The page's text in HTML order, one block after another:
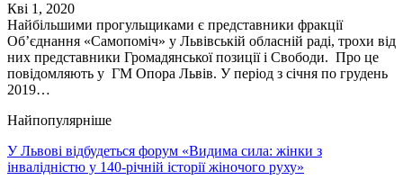
Кві 1, 2020
Найбільшими прогульщиками є представники фракції
Об’єднання «Самопоміч» у Львівській обласній раді, трохи від
них представники Громадянської позиції і Свободи. Про це
повідомляють у ГМ Опора Львів. У період з січня по грудень
2019…
Найпопулярніше
У Львові відбудеться форум «Видима сила: жінки з
інвалідністю у 140-річній історії жіночого руху»